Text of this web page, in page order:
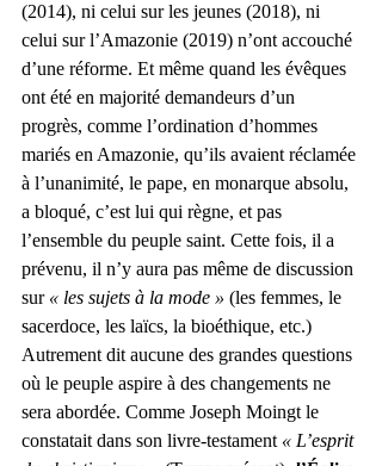
(2014), ni celui sur les jeunes (2018), ni
celui sur l’Amazonie (2019) n’ont accouché
d’une réforme. Et même quand les évêques
ont été en majorité demandeurs d’un
progrès, comme l’ordination d’hommes
mariés en Amazonie, qu’ils avaient réclamée
à l’unanimité, le pape, en monarque absolu,
a bloqué, c’est lui qui règne, et pas
l’ensemble du peuple saint. Cette fois, il a
prévenu, il n’y aura pas même de discussion
sur « les sujets à la mode » (les femmes, le
sacerdoce, les laïcs, la bioéthique, etc.)
Autrement dit aucune des grandes questions
où le peuple aspire à des changements ne
sera abordée. Comme Joseph Moingt le
constatait dans son livre-testament « L’esprit